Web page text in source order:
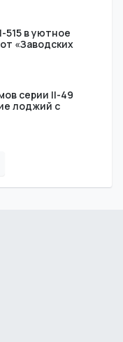
515 в уютное
«Заводских
серии II-49
лоджий с